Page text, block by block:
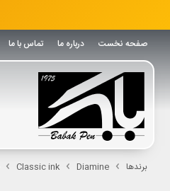
صفحه نخست درباره ما تماس با ما
برندها Diamine
Classic ink